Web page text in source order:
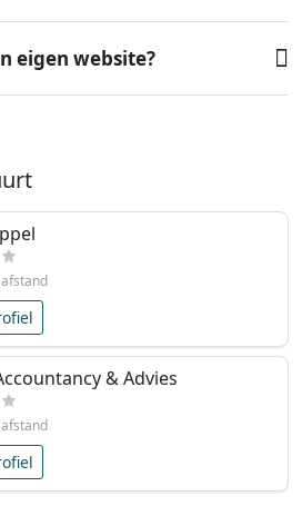
eigen website?
& Advies